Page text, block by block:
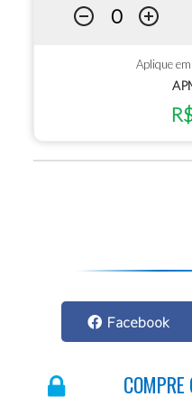
Aplique
Facebook